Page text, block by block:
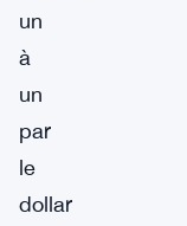
un
à
un
par
le
dollar